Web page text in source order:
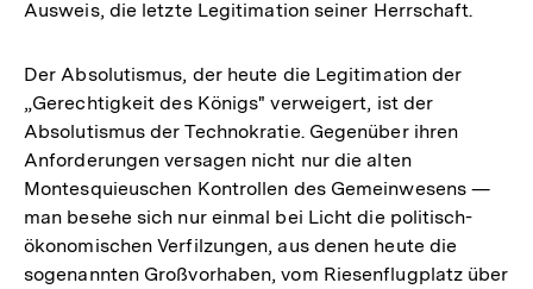
Ausweis, die letzte Legitimation seiner Herrschaft.
Der Absolutismus, der heute die Legitimation der
„Gerechtigkeit des Königs" verweigert, ist der
Absolutismus der Technokratie. Gegenüber ihren
Anforderungen versagen nicht nur die alten
Montesquieuschen Kontrollen des Gemeinwesens —
man besehe sich nur einmal bei Licht die politisch-
ökonomischen Verfilzungen, aus denen heute die
sogenannten Großvorhaben, vom Riesenflugplatz über